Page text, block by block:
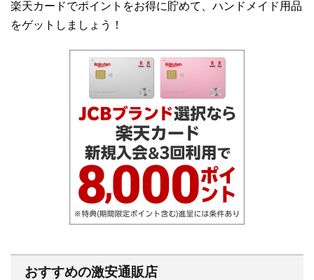
楽天カードでポイントをお得に貯めて、ハンドメイド用品
をゲットしましょう！
おすすめの激安通販店